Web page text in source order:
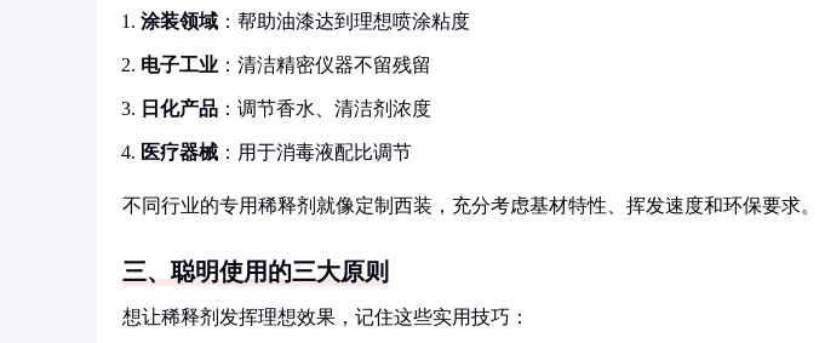
涂装领域 ：帮助油漆达到理想喷涂粘度
电子工业 ：清洁精密仪器不留残留
日化产品 ：调节香水、清洁剂浓度
医疗器械 ：用于消毒液配比调节
不同行业的专用稀释剂就像定制西装，充分考虑基材特性、挥发速度和环保要求。
三、聪明使用的三大原则
想让稀释剂发挥理想效果，记住这些实用技巧：